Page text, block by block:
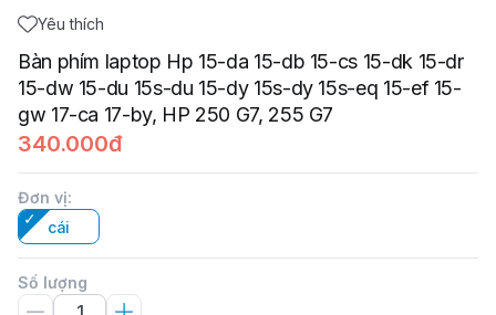
Yêu thích
Bàn phím laptop Hp 15-da 15-db 15-cs 15-dk 15-dr
15-dw 15-du 15s-du 15-dy 15s-dy 15s-eq 15-ef 15-
gw 17-ca 17-by, HP 250 G7, 255 G7
340.000đ
Đơn vị:
cái
Số lượng